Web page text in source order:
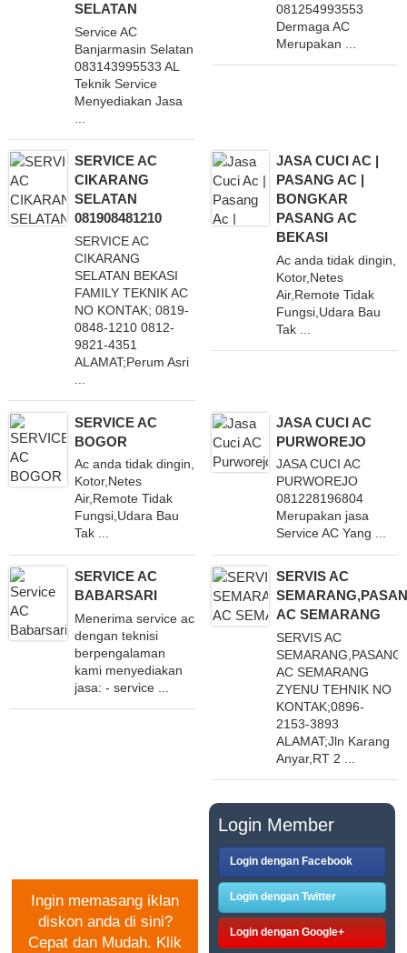
SELATAN
Service AC
Banjarmasin Selatan
083143995533 AL
Teknik Service
Menyediakan Jasa
081254993553
Dermaga AC
Merupakan ...
SERVICE AC
CIKARANG
SELATAN
081908481210
SERVICE AC
CIKARANG
SELATAN BEKASI
FAMILY TEKNIK AC
NO KONTAK; 0819-
0848-1210 0812-
9821-4351
ALAMAT;Perum Asri
JASA CUCI AC |
PASANG AC |
BONGKAR
PASANG AC
BEKASI
Ac anda tidak dingin,
Kotor,Netes
Air,Remote Tidak
Fungsi,Udara Bau
Tak ...
SERVICE AC
BOGOR
Ac anda tidak dingin,
Kotor,Netes
Air,Remote Tidak
Fungsi,Udara Bau
Tak ...
JASA CUCI AC
PURWOREJO
JASA CUCI AC
PURWOREJO
081228196804
Merupakan jasa
Service AC Yang ...
SERVICE AC
BABARSARI
Menerima service ac
dengan teknisi
berpengalaman
kami menyediakan
jasa: - service ...
SERVIS AC
AC SEMARANG
SERVIS AC
SEMARANG,PASANG
AC SEMARANG
ZYENU TEHNIK NO
KONTAK;0896-
2153-3893
ALAMAT;Jln Karang
Anyar,RT 2 ...
Ingin memasang iklan
diskon anda di sini?
Cepat dan Mudah. Klik
Login Member
Login dengan Facebook
Login dengan Twitter
Login dengan Google+